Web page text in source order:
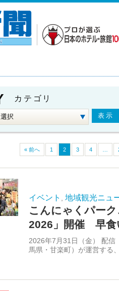
カテゴリ
« 前へ 1 2 3 4
イベント 地域観光ニュ
こんにゃくパー
2026」開催 早食
2026年7月31日（金） 配
馬県・甘楽町）が運営する